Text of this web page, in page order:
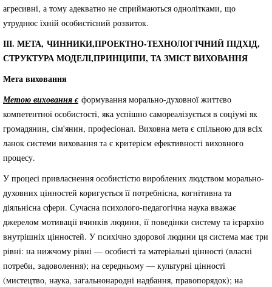
агресивні, а тому адекватно не сприймаються однолітками, що
утруднює їхній особистісний розвиток.
ІІІ. МЕТА, ЧИННИКИ,ПРОЕКТНО-ТЕХНОЛОГІЧНИЙ ПІДХІД,
СТРУКТУРА МОДЕЛІ,ПРИНЦИПИ, ТА ЗМІСТ ВИХОВАННЯ
Мета виховання
Метою виховання є формування морально-духовної життєво
компетентної особистості, яка успішно самореалізується в соціумі як
громадянин, сім'янин, професіонал. Виховна мета є спільною для всіх
ланок системи виховання та є критерієм ефективності виховного
процесу.
У процесі привласнення особистістю вироблених людством морально-
духовних цінностей коригується її потребнісна, когнітивна та
діяльнісна сфери. Сучасна психолого-педагогічна наука вважає
джерелом мотивації вчинків людини, її поведінки систему та ієрархію
внутрішніх цінностей. У психічно здорової людини ця система має три
рівні: на нижчому рівні — особисті та матеріальні цінності (власні
потреби, задоволення); на середньому — культурні цінності
(мистецтво, наука, загальнонародні надбання, правопорядок); на